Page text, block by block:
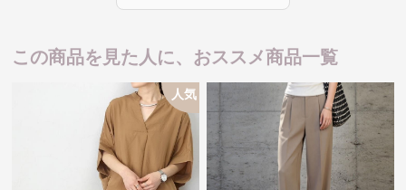
この商品を見た人に、おススメ商品一覧
人気